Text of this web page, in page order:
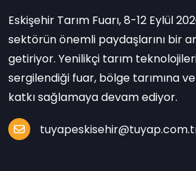
Eskişehir Tarım Fuarı, 8-12 Eylül
sektörün önemli paydaşlarını bir
getiriyor. Yenilikçi tarım
sergilendiği fuar, bölge tarımına
katkı sağlamaya devam ediyor.